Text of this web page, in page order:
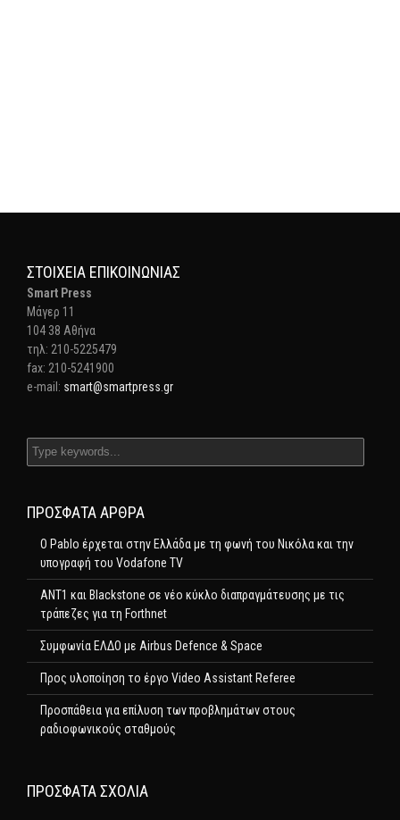
ΣΤΟΙΧΕΊΑ ΕΠΙΚΟΙΝΩΝΊΑΣ
Smart Press
Mάγερ 11
104 38 Αθήνα
τηλ: 210-5225479
fax: 210-5241900
e-mail: smart@smartpress.gr
ΠΡΌΣΦΑΤΑ ΆΡΘΡΑ
Ο Pablo έρχεται στην Ελλάδα με τη φωνή του Νικόλα και την
υπογραφή του Vodafone TV
ΑΝΤ1 και Blackstone σε νέο κύκλο διαπραγμάτευσης με τις
τράπεζες για τη Forthnet
Συμφωνία ΕΛΔΟ με Airbus Defence & Space
Προς υλοποίηση το έργο Video Assistant Referee
Προσπάθεια για επίλυση των προβλημάτων στους
ραδιοφωνικούς σταθμούς
ΠΡΌΣΦΑΤΑ ΣΧΌΛΙΑ